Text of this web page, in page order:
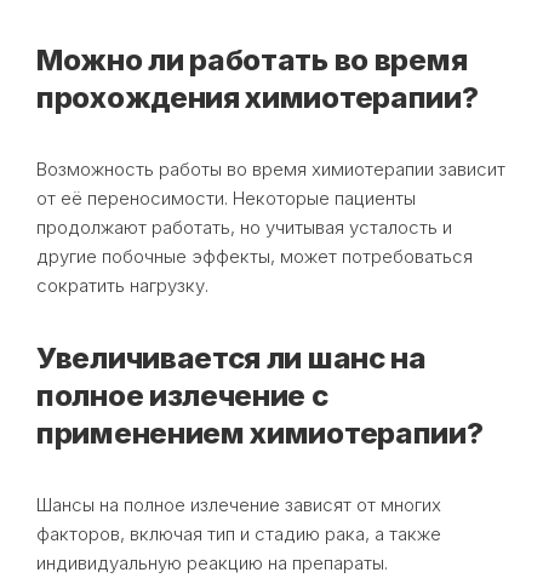
Можно ли работать во время
прохождения химиотерапии?
Возможность работы во время химиотерапии зависит
от её переносимости. Некоторые пациенты
продолжают работать, но учитывая усталость и
другие побочные эффекты, может потребоваться
сократить нагрузку.
Увеличивается ли шанс на
полное излечение с
применением химиотерапии?
Шансы на полное излечение зависят от многих
факторов, включая тип и стадию рака, а также
индивидуальную реакцию на препараты.